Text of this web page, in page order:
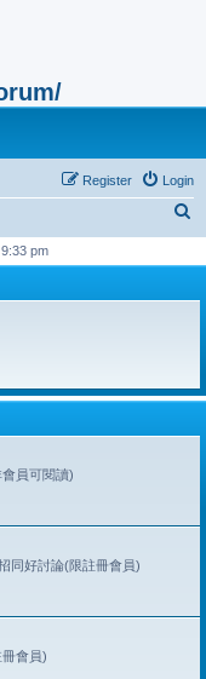
Login
Register
r
pm
員可閱讀)
同好討論(限註冊會員)
會員)